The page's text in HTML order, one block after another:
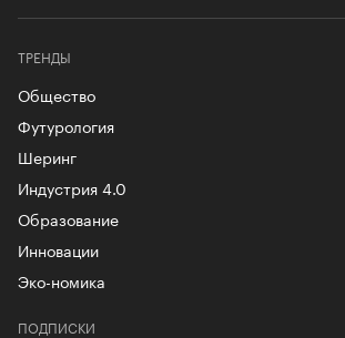
ТРЕНДЫ
Общество
Футурология
Шеринг
Индустрия 4.0
Образование
Инновации
Эко-номика
ПОДПИСКИ